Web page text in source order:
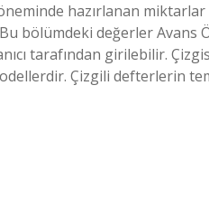
hazırlanan
bölümdeki değerler Avans
tarafından girilebilir.
Çizgili defterlerin